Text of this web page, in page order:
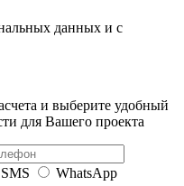
данных и с
и выберите удобный
для Вашего проекта
SMS
WhatsApp